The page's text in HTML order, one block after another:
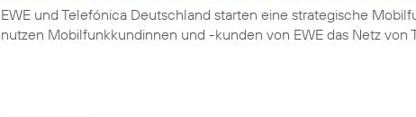
EWE und Telefónica Deutschland starten eine strategische
nutzen Mobilfunkkundinnen und -kunden von EWE das Netz von